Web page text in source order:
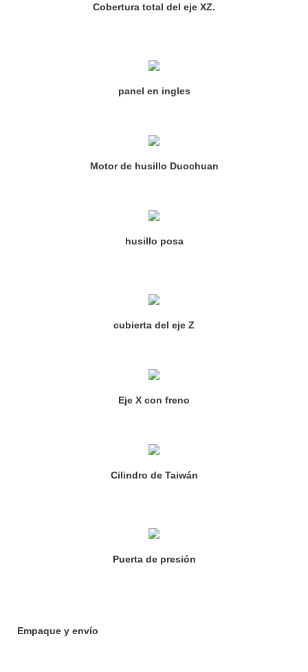
Cobertura total del eje XZ.
panel en ingles
Motor de husillo Duochuan
husillo posa
cubierta del eje Z
Eje X con freno
Cilindro de Taiwán
Puerta de presión
Empaque y envío